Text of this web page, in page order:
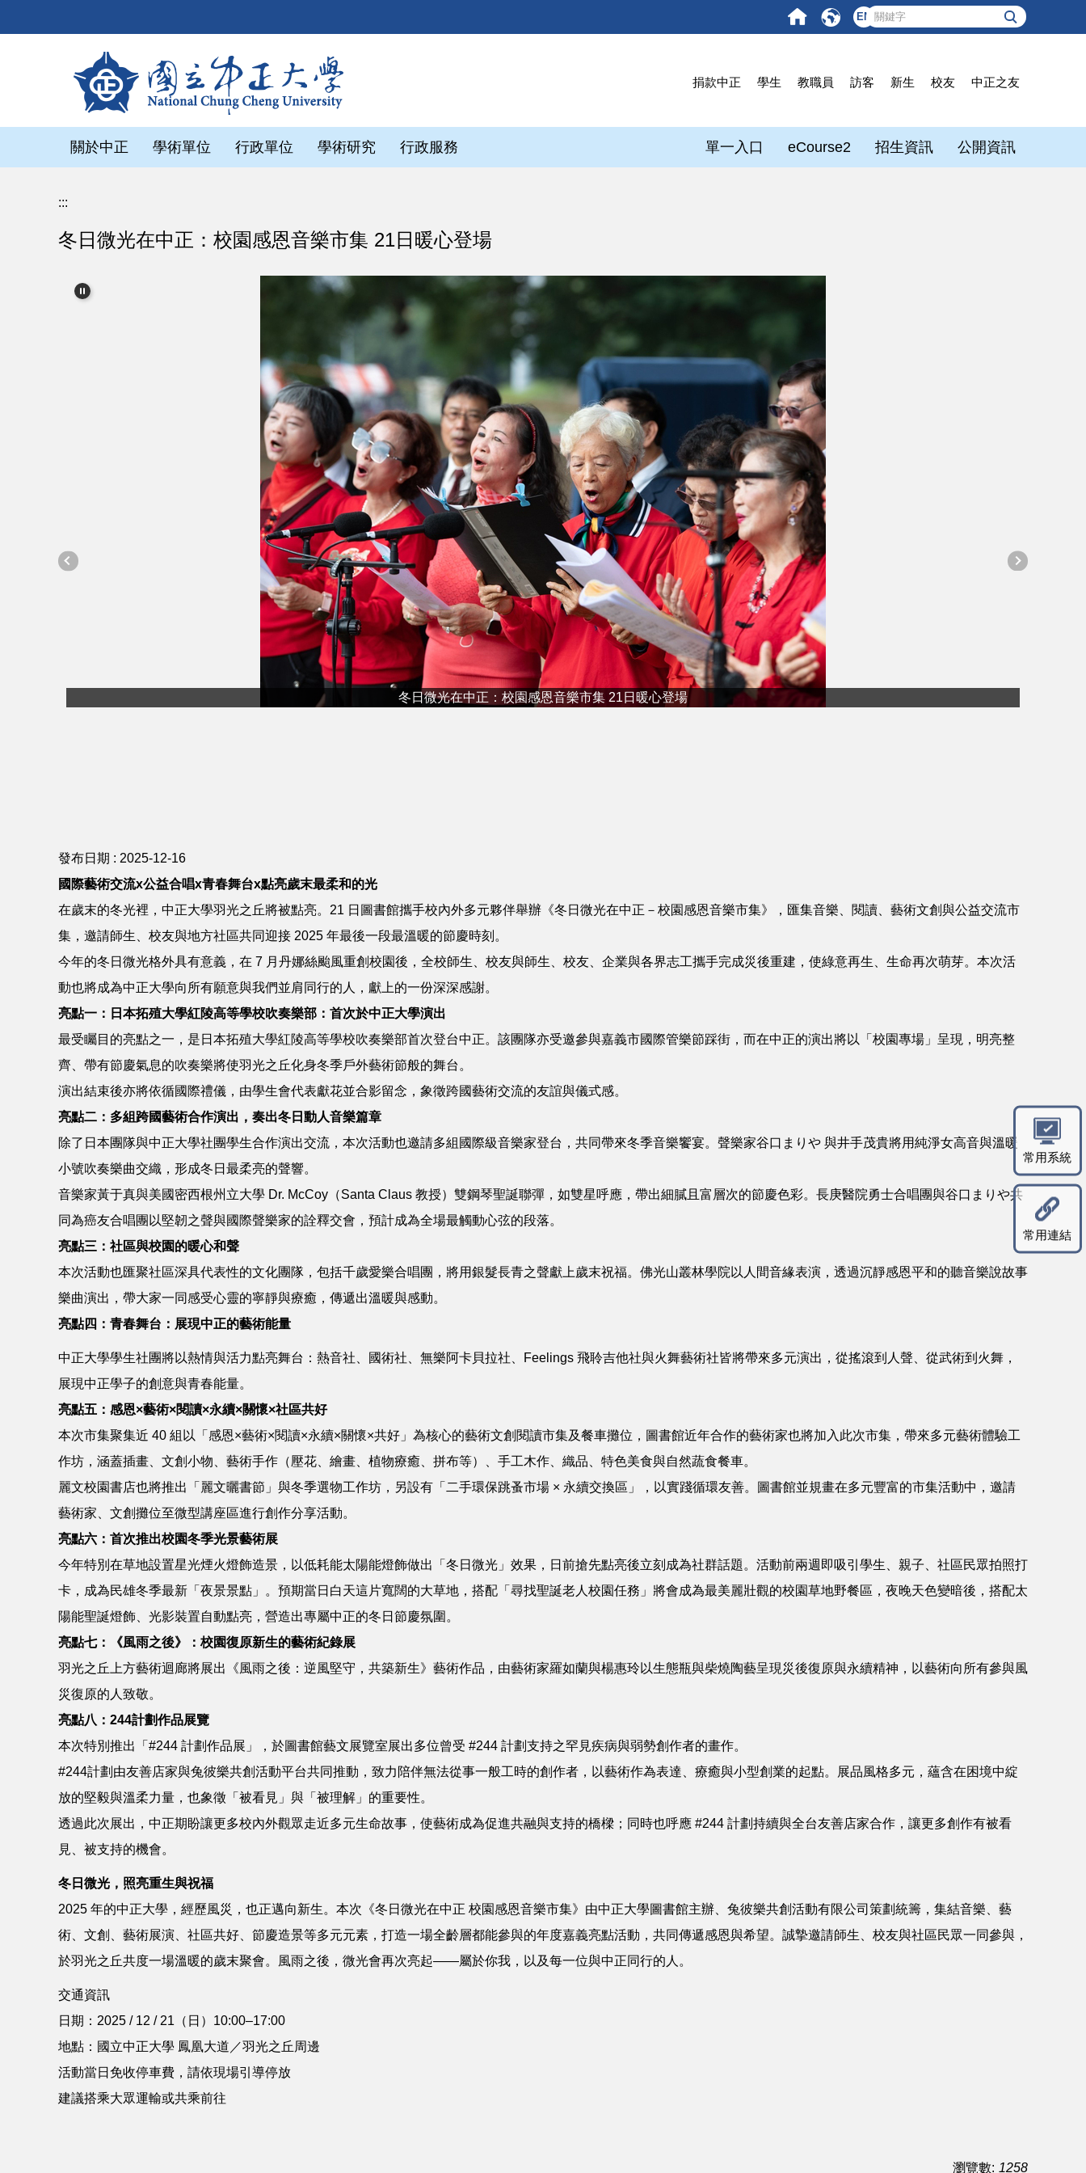
到
區
EN
捐款中正 學生 教職員 訪客 新生 校友 中正之友
關於中正 學術單位 行政單位 學術研究 行政服務 單一入口 eCourse2 招生資訊 公開資訊
常用系統
常用連結
:::
冬日微光在中正：校園感恩音樂市集 21日暖心登場
冬日微光在中正：校園感恩音樂市集 21日暖心登場
發布日期 : 2025-12-16
國際藝術交流x公益合唱x青春舞台x點亮歲末最柔和的光
在歲末的冬光裡，中正大學羽光之丘將被點亮。21 日圖書館攜手校內外多元夥伴舉辦《冬日微光在中正－校園感恩音樂市集》，匯集音樂、閱讀、藝術文創與公益交流市
集，邀請師生、校友與地方社區共同迎接 2025 年最後一段最溫暖的節慶時刻。
今年的冬日微光格外具有意義，在 7 月丹娜絲颱風重創校園後，全校師生、校友與師生、校友、企業與各界志工攜手完成災後重建，使綠意再生、生命再次萌芽。本次活
動也將成為中正大學向所有願意與我們並肩同行的人，獻上的一份深深感謝。
亮點一：日本拓殖大學紅陵高等學校吹奏樂部：首次於中正大學演出
最受矚目的亮點之一，是日本拓殖大學紅陵高等學校吹奏樂部首次登台中正。該團隊亦受邀參與嘉義市國際管樂節踩街，而在中正的演出將以「校園專場」呈現，明亮整
齊、帶有節慶氣息的吹奏樂將使羽光之丘化身冬季戶外藝術節般的舞台。
演出結束後亦將依循國際禮儀，由學生會代表獻花並合影留念，象徵跨國藝術交流的友誼與儀式感。
亮點二：多組跨國藝術合作演出，奏出冬日動人音樂篇章
除了日本團隊與中正大學社團學生合作演出交流，本次活動也邀請多組國際級音樂家登台，共同帶來冬季音樂饗宴。聲樂家谷口まりや 與井手茂貴將用純淨女高音與溫暖
小號吹奏樂曲交織，形成冬日最柔亮的聲響。
音樂家黃于真與美國密西根州立大學 Dr. McCoy（Santa Claus 教授）雙鋼琴聖誕聯彈，如雙星呼應，帶出細膩且富層次的節慶色彩。長庚醫院勇士合唱團與谷口まりや共
同為癌友合唱團以堅韌之聲與國際聲樂家的詮釋交會，預計成為全場最觸動心弦的段落。
亮點三：社區與校園的暖心和聲
本次活動也匯聚社區深具代表性的文化團隊，包括千歲愛樂合唱團，將用銀髮長青之聲獻上歲末祝福。佛光山叢林學院以人間音緣表演，透過沉靜感恩平和的聽音樂說故事
樂曲演出，帶大家一同感受心靈的寧靜與療癒，傳遞出溫暖與感動。
亮點四：青春舞台：展現中正的藝術能量
中正大學學生社團將以熱情與活力點亮舞台：熱音社、國術社、無樂阿卡貝拉社、Feelings 飛聆吉他社與火舞藝術社皆將帶來多元演出，從搖滾到人聲、從武術到火舞，
展現中正學子的創意與青春能量。
亮點五：感恩×藝術×閱讀×永續×關懷×社區共好
本次市集聚集近 40 組以「感恩×藝術×閱讀×永續×關懷×共好」為核心的藝術文創閱讀市集及餐車攤位，圖書館近年合作的藝術家也將加入此次市集，帶來多元藝術體驗工
作坊，涵蓋插畫、文創小物、藝術手作（壓花、繪畫、植物療癒、拼布等）、手工木作、織品、特色美食與自然蔬食餐車。
麗文校園書店也將推出「麗文曬書節」與冬季選物工作坊，另設有「二手環保跳蚤市場 × 永續交換區」，以實踐循環友善。圖書館並規畫在多元豐富的市集活動中，邀請
藝術家、文創攤位至微型講座區進行創作分享活動。
亮點六：首次推出校園冬季光景藝術展
今年特別在草地設置星光煙火燈飾造景，以低耗能太陽能燈飾做出「冬日微光」效果，日前搶先點亮後立刻成為社群話題。活動前兩週即吸引學生、親子、社區民眾拍照打
卡，成為民雄冬季最新「夜景景點」。預期當日白天這片寬闊的大草地，搭配「尋找聖誕老人校園任務」將會成為最美麗壯觀的校園草地野餐區，夜晚天色變暗後，搭配太
陽能聖誕燈飾、光影裝置自動點亮，營造出專屬中正的冬日節慶氛圍。
亮點七：《風雨之後》：校園復原新生的藝術紀錄展
羽光之丘上方藝術迴廊將展出《風雨之後：逆風堅守，共築新生》藝術作品，由藝術家羅如蘭與楊惠玲以生態瓶與柴燒陶藝呈現災後復原與永續精神，以藝術向所有參與風
災復原的人致敬。
亮點八：244計劃作品展覽
本次特別推出「#244 計劃作品展」，於圖書館藝文展覽室展出多位曾受 #244 計劃支持之罕見疾病與弱勢創作者的畫作。
#244計劃由友善店家與兔彼樂共創活動平台共同推動，致力陪伴無法從事一般工時的創作者，以藝術作為表達、療癒與小型創業的起點。展品風格多元，蘊含在困境中綻
放的堅毅與溫柔力量，也象徵「被看見」與「被理解」的重要性。
透過此次展出，中正期盼讓更多校內外觀眾走近多元生命故事，使藝術成為促進共融與支持的橋樑；同時也呼應 #244 計劃持續與全台友善店家合作，讓更多創作有被看
見、被支持的機會。
冬日微光，照亮重生與祝福
2025 年的中正大學，經歷風災，也正邁向新生。本次《冬日微光在中正 校園感恩音樂市集》由中正大學圖書館主辦、兔彼樂共創活動有限公司策劃統籌，集結音樂、藝
術、文創、藝術展演、社區共好、節慶造景等多元元素，打造一場全齡層都能參與的年度嘉義亮點活動，共同傳遞感恩與希望。誠摯邀請師生、校友與社區民眾一同參與，
於羽光之丘共度一場溫暖的歲末聚會。風雨之後，微光會再次亮起——屬於你我，以及每一位與中正同行的人。
交通資訊
日期：2025 / 12 / 21（日）10:00–17:00
地點：國立中正大學 鳳凰大道／羽光之丘周邊
活動當日免收停車費，請依現場引導停放
建議搭乘大眾運輸或共乘前往
瀏覽數: 1258